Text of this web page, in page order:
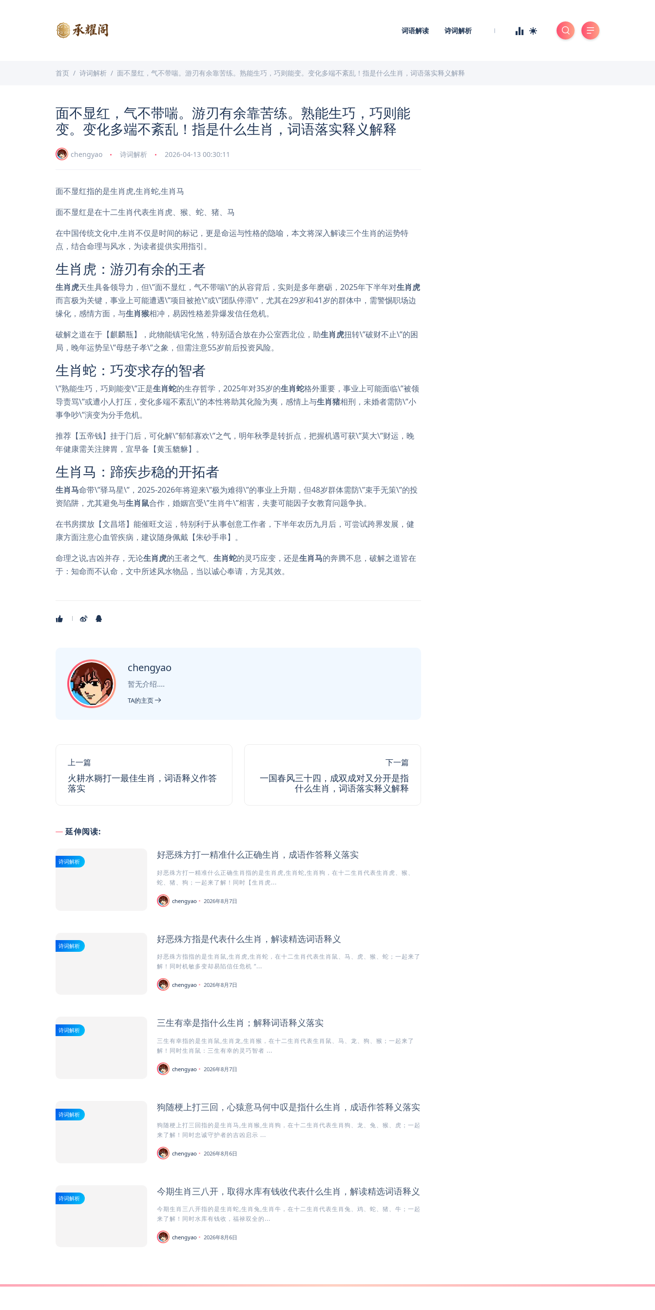
词语解读 诗词解析
首页 诗词解析 面不显红，气不带喘。游刃有余靠苦练。熟能生巧，巧则能变。变化多端不紊乱！指是什么生肖，词语落实释义解释
面不显红，气不带喘。游刃有余靠苦练。熟能生巧，巧则能
变。变化多端不紊乱！指是什么生肖，词语落实释义解释
chengyao 诗词解析 2026-04-13 00:30:11
面不显红指的是生肖虎,生肖蛇,生肖马
面不显红是在十二生肖代表生肖虎、猴、蛇、猪、马
在中国传统文化中,生肖不仅是时间的标记，更是命运与性格的隐喻，本文将深入解读三个生肖的运势特
点，结合命理与风水，为读者提供实用指引。
生肖虎：游刃有余的王者
生肖虎天生具备领导力，但\”面不显红，气不带喘\”的从容背后，实则是多年磨砺，2025年下半年对生肖虎
而言极为关键，事业上可能遭遇\”项目被抢\”或\”团队停滞\”，尤其在29岁和41岁的群体中，需警惕职场边
缘化，感情方面，与生肖猴相冲，易因性格差异爆发信任危机。
破解之道在于【麒麟瓶】，此物能镇宅化煞，特别适合放在办公室西北位，助生肖虎扭转\”破财不止\”的困
局，晚年运势呈\”母慈子孝\”之象，但需注意55岁前后投资风险。
生肖蛇：巧变求存的智者
\”熟能生巧，巧则能变\”正是生肖蛇的生存哲学，2025年对35岁的生肖蛇格外重要，事业上可能面临\”被领
导责骂\”或遭小人打压，变化多端不紊乱\”的本性将助其化险为夷，感情上与生肖猪相刑，未婚者需防\”小
事争吵\”演变为分手危机。
推荐【五帝钱】挂于门后，可化解\”郁郁寡欢\”之气，明年秋季是转折点，把握机遇可获\”莫大\”财运，晚
年健康需关注脾胃，宜早备【黄玉貔貅】。
生肖马：蹄疾步稳的开拓者
生肖马命带\”驿马星\”，2025-2026年将迎来\”极为难得\”的事业上升期，但48岁群体需防\”束手无策\”的投
资陷阱，尤其避免与生肖鼠合作，婚姻宫受\”生肖牛\”相害，夫妻可能因子女教育问题争执。
在书房摆放【文昌塔】能催旺文运，特别利于从事创意工作者，下半年农历九月后，可尝试跨界发展，健
康方面注意心血管疾病，建议随身佩戴【朱砂手串】。
命理之说,吉凶并存，无论生肖虎的王者之气、 生肖蛇的灵巧应变，还是生肖马的奔腾不息，破解之道皆在
于：知命而不认命，文中所述风水物品，当以诚心奉请，方见其效。
chengyao
暂无介绍....
TA的主页
上一篇
火耕水耨打一最佳生肖，词语释义作答
落实
下一篇
一国春风三十四，成双成对又分开是指
什么生肖，词语落实释义解释
延伸阅读:
诗词解析
好恶殊方打一精准什么正确生肖，成语作答释义落实
好恶殊方打一精准什么正确生肖指的是生肖虎,生肖蛇,生肖狗，在十二生肖代表生肖虎、猴、
蛇、猪、狗；一起来了解！同时【生肖虎...
chengyao 2026年8月7日
诗词解析
好恶殊方指是代表什么生肖，解读精选词语释义
好恶殊方指指的是生肖鼠,生肖虎,生肖蛇，在十二生肖代表生肖鼠、马、虎、猴、蛇；一起来了
解！同时机敏多变却易陷信任危机 “...
chengyao 2026年8月7日
诗词解析
三生有幸是指什么生肖；解释词语释义落实
三生有幸指的是生肖鼠,生肖龙,生肖猴，在十二生肖代表生肖鼠、马、龙、狗、猴；一起来了
解！同时生肖鼠：三生有幸的灵巧智者 ...
chengyao 2026年8月7日
诗词解析
狗随梗上打三回，心猿意马何中叹是指什么生肖，成语作答释义落实
狗随梗上打三回指的是生肖马,生肖猴,生肖狗，在十二生肖代表生肖狗、龙、兔、猴、虎；一起
来了解！同时忠诚守护者的吉凶启示 ...
chengyao 2026年8月6日
诗词解析
今期生肖三八开，取得水库有钱收代表什么生肖，解读精选词语释义
今期生肖三八开指的是生肖蛇,生肖兔,生肖牛，在十二生肖代表生肖兔、鸡、蛇、猪、牛；一起
来了解！同时水库有钱收，福禄双全的...
chengyao 2026年8月6日